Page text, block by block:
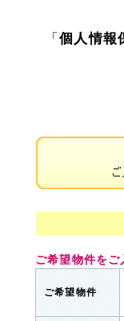
「個人情報
ご希望物件を
ご希望物件